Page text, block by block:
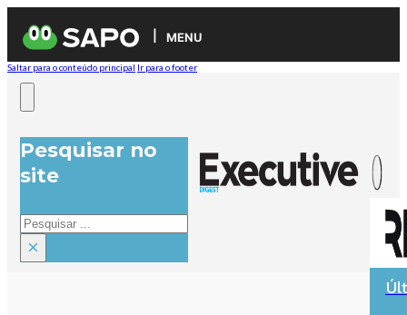
MENU
Saltar para o conteúdo principal Ir para o footer
Pesquisar no
site
Pesquisar
×